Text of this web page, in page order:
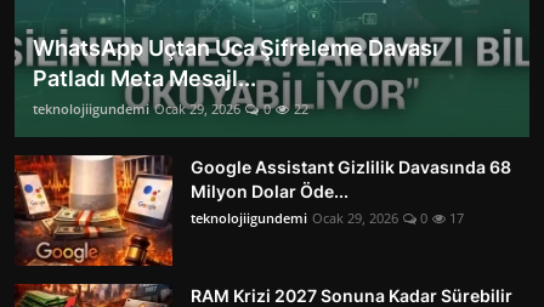
WhatsApp Uçtan Uca Şifreleme Davası
Patladı Meta Mesajl...
teknolojiigundemi Ocak 29, 2026 0 22
Google Assistant Gizlilik Davasında 68
Milyon Dolar Öde...
teknolojiigundemi Ocak 29, 2026 0 17
RAM Krizi 2027 Sonuna Kadar Sürebilir